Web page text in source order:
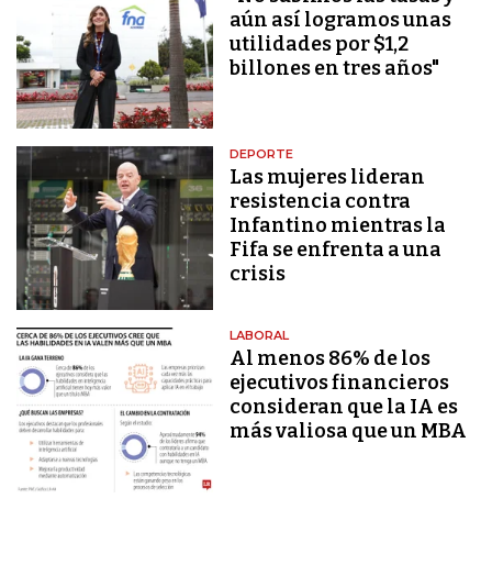
aún así logramos unas
utilidades por $1,2
billones en tres años"
DEPORTE
Las mujeres lideran
resistencia contra
Infantino mientras la
Fifa se enfrenta a una
crisis
LABORAL
Al menos 86% de los
ejecutivos financieros
consideran que la IA es
más valiosa que un MBA